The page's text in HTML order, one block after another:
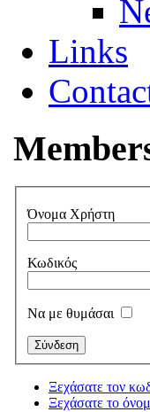
Links
Όνομα Χρήστη
Κωδικός
Να με θυμάσαι
Ξεχάσατε τον
Ξεχάσατε το